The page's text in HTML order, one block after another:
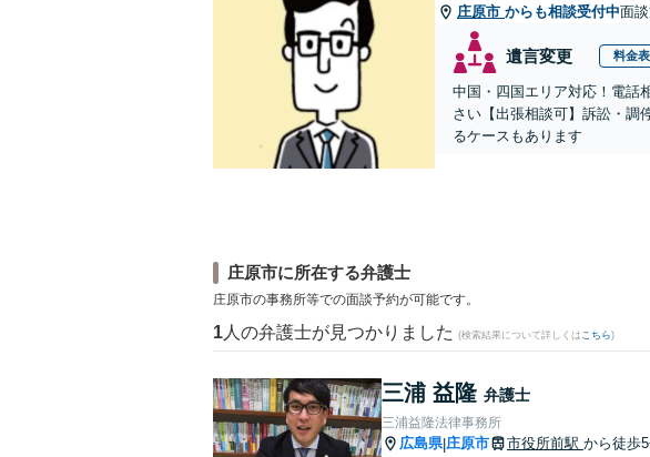
庄原市 からも相談受付中面
遺言変更 料金
中国・四国エリア対応！電話
さい【出張相談可】訴訟・調
るケースもあります
庄原市に所在する弁護士
庄原市の事務所等での面談予約が可能です。
1 人の弁護士が見つかりました (検索結果について詳しくは こちら)
三浦 益隆 弁護士
三浦益隆法律事務所
広島県|庄原市 市役所前駅 から徒歩